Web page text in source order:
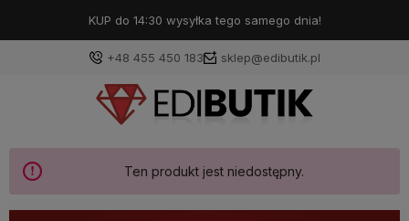
KUP do 14:30 wysyłka tego samego dnia!
+48 455 450 183 sklep@edibutik.pl
Ten produkt jest niedostępny.